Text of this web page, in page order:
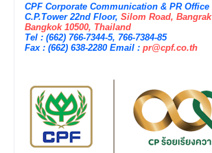
CPF Corporate Communication & PR Office
C.P.Tower 22nd Floor, Silom Road, Bangrak
Bangkok 10500, Thailand
Tel : (662) 766-7344-5, 766-7384-85
Fax : (662) 638-2280 Email : pr@cpf.co.th